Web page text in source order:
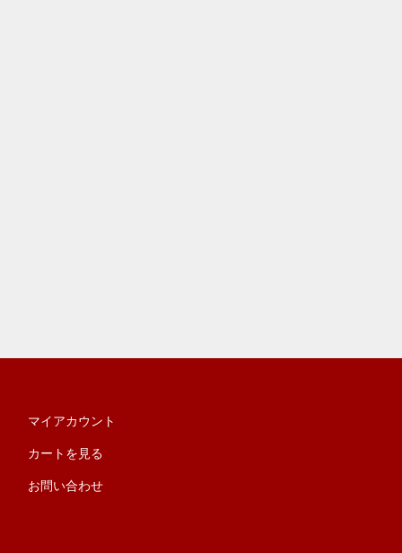
マイアカウント
カートを見る
お問い合わせ